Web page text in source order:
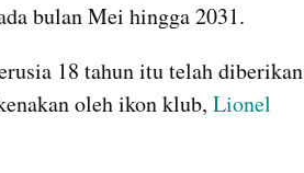
bulan Mei hingga 2031.
18 tahun itu telah diberikan
oleh ikon klub, Lionel